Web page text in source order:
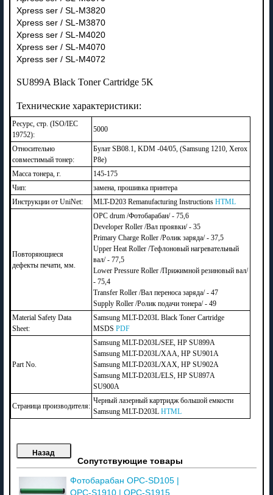
Xpress ser / SL-M3820
Xpress ser / SL-M3870
Xpress ser / SL-M4020
Xpress ser / SL-M4070
Xpress ser / SL-M4072
SU899A Black Toner Cartridge 5K
Технические характеристики:
Ресурс, стр. (ISO/IEC
19752):
5000
Относительно
совместимый тонер:
Булат SB08.1, KDM -04/05, (Samsung 1210, Xerox
P8e)
Масса тонера, г.
145-175
Чип:
замена, прошивка принтера
Инструкции от UniNet:
MLT-D203 Remanufacturing Instructions HTML
Повторяющиеся
дефекты печати, мм.
OPC drum /Фотобарабан/ - 75,6
Developer Roller /Вал проявки/ - 35
Primary Charge Roller /Ролик заряда/ - 37,5
Upper Heat Roller /Тефлоновый нагревательный
вал/ - 77,5
Lower Pressure Roller /Прижимной резиновый вал/
- 75,4
Transfer Roller /Вал переноса заряда/ - 47
Supply Roller /Ролик подачи тонера/ - 49
Material Safety Data
Sheet:
Samsung MLT-D203L Black Toner Cartridge
MSDS PDF
Part No.
Samsung MLT-D203L/SEE, HP SU899A
Samsung MLT-D203L/XAA, HP SU901A
Samsung MLT-D203L/XAX, HP SU902A
Samsung MLT-D203L/ELS, HP SU897A
SU900A
Страница производителя:
Черный лазерный картридж большой емкости
Samsung MLT-D203L HTML
Сопутствующие товары
Фотобарабан OPC-SD105 |
OPC-S1910 | OPC-S1915